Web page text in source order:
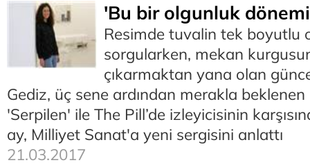
'Bu bir olgunluk
Resimde tuvalin tek boyutlu
sorgularken, mekan
çıkarmaktan yana olan
Gediz, üç sene ardından merakla
'Serpilen' ile The Pill’de izleyicisinin
ay, Milliyet Sanat'a yeni sergisini anlattı
21.03.2017